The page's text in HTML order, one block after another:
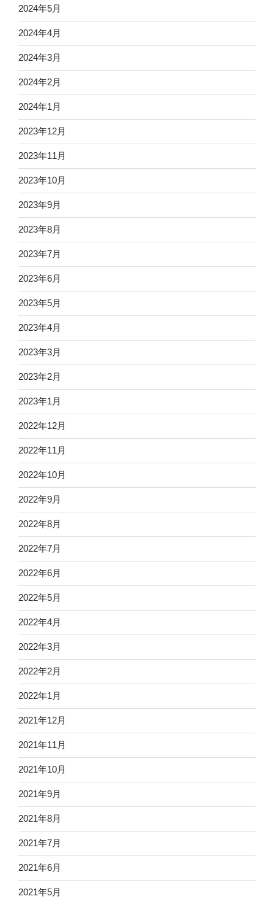
2024年5月
2024年4月
2024年3月
2024年2月
2024年1月
2023年12月
2023年11月
2023年10月
2023年9月
2023年8月
2023年7月
2023年6月
2023年5月
2023年4月
2023年3月
2023年2月
2023年1月
2022年12月
2022年11月
2022年10月
2022年9月
2022年8月
2022年7月
2022年6月
2022年5月
2022年4月
2022年3月
2022年2月
2022年1月
2021年12月
2021年11月
2021年10月
2021年9月
2021年8月
2021年7月
2021年6月
2021年5月